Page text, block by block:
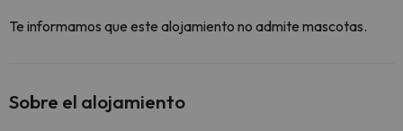
Te informamos que este alojamiento no admite mascotas.
Sobre el alojamiento